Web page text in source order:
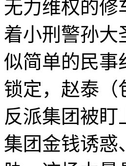
无力维权的修
着小刑警孙大
似简单的民事
锁定，赵泰（
反派集团被
集团金钱诱惑